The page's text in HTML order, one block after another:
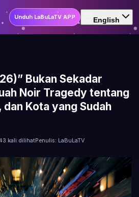
Unduh LaBuLaTV APP English
Bukan Sekadar
Noir Tragedy tentang
Kota yang Sudah
kali dilihatPenulis: LaBuLaTV